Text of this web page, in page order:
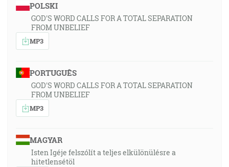
POLSKI
GOD'S WORD CALLS FOR A TOTAL SEPARATION
FROM UNBELIEF
MP3
PORTUGUÊS
GOD'S WORD CALLS FOR A TOTAL SEPARATION
FROM UNBELIEF
MP3
MAGYAR
Isten Igéje felszólít a teljes elkülönülésre a
hitetlensétöl